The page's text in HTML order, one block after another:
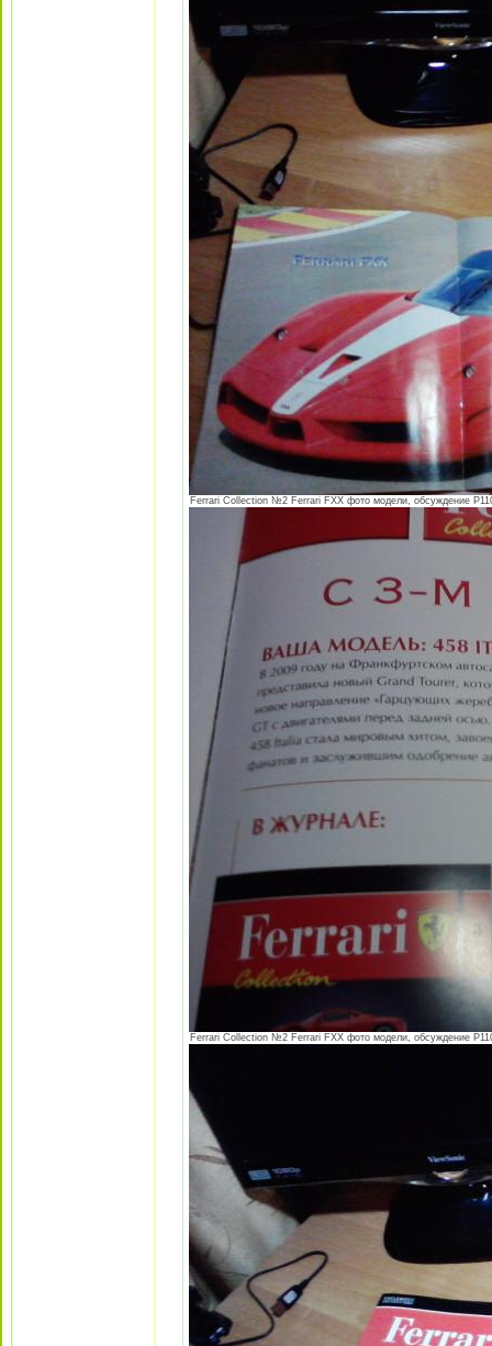
Ferrari Collection №2 Ferrari FXX фото модели, обсуждение
Ferrari Collection №2 Ferrari FXX фото модели, обсуждение